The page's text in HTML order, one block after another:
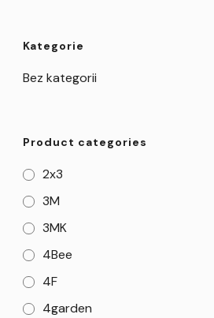
Kategorie
Bez kategorii
Product categories
2x3
3M
3MK
4Bee
4F
4garden